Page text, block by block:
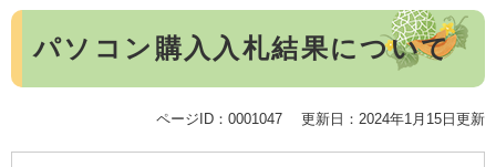
本
パソコン購入入札結果について
ページID：0001047 更新日：2024年1月15日更新